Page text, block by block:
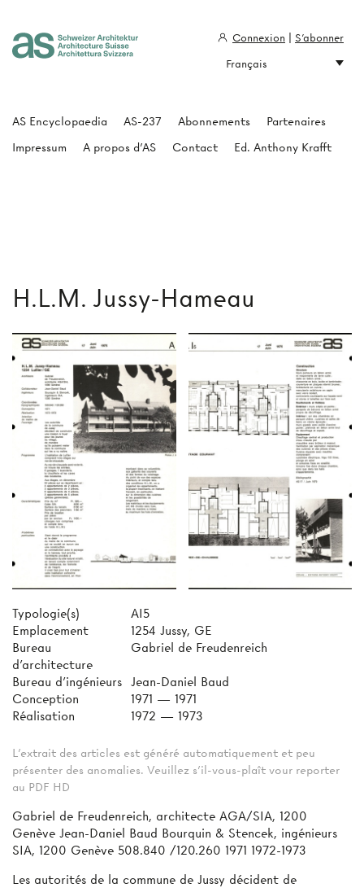
H.L.M. Jussy-Hameau
Typologie(s)
AI5
Emplacement
1254 Jussy, GE
Bureau
d'architecture
Gabriel de Freudenreich
Bureau d'ingénieurs
Jean-Daniel Baud
Conception
1971 — 1971
Réalisation
1972 — 1973
L'extrait des articles est généré automatiquement et peu
présenter des anomalies. Veuillez s'il-vous-plaît vour reporter
au PDF HD
Gabriel de Freudenreich, architecte AGA/SIA, 1200
Genève Jean-Daniel Baud Bourquin & Stencek, ingénieurs
SIA, 1200 Genève 508.840 /120.260 1971 1972-1973
Les autorités de la commune de Jussy décident de
AS Encyclopaedia AS-237 Abonnements
Partenaires
Impressum
A propos d'AS Contact Ed. Anthony Krafft
Connexion
S'abonner
Français